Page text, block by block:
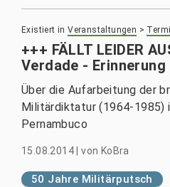
Existiert in Veranstaltungen >
+++ FÄLLT LEIDER
Verdade -
Über die Aufarbeitung der
Militärdiktatur (1964-1985)
Pernambuco
15.08.2014 |von KoBra
50 Jahre Militärputsch